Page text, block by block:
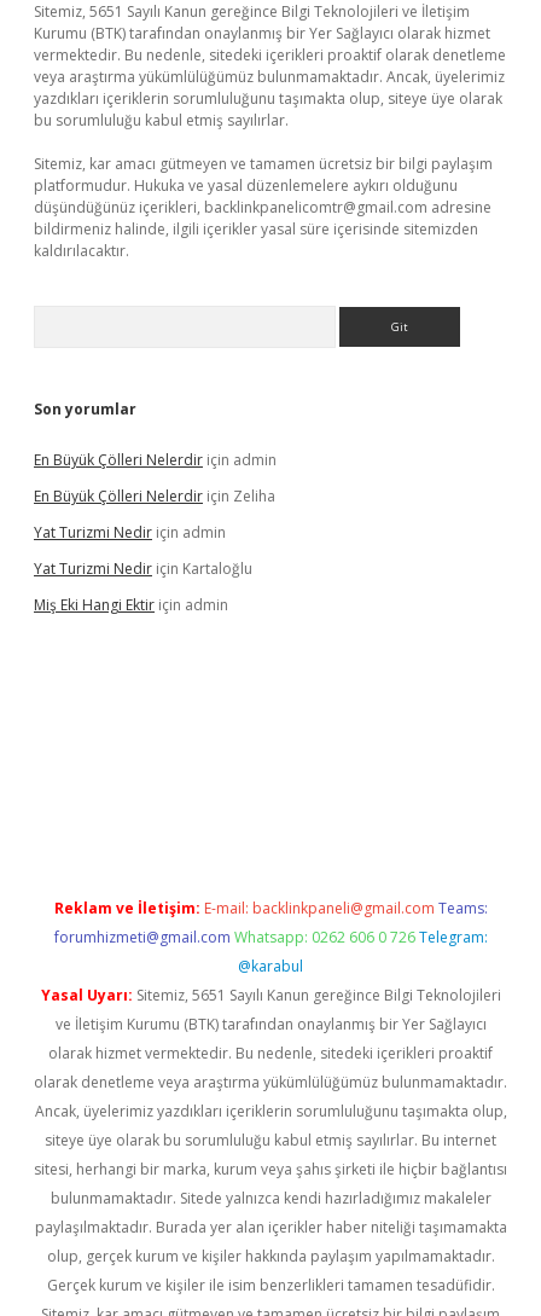
Sitemiz, 5651 Sayılı Kanun gereğince Bilgi Teknolojileri ve İletişim
Kurumu (BTK) tarafından onaylanmış bir Yer Sağlayıcı olarak hizmet
vermektedir. Bu nedenle, sitedeki içerikleri proaktif olarak denetleme
veya araştırma yükümlülüğümüz bulunmamaktadır. Ancak, üyelerimiz
yazdıkları içeriklerin sorumluluğunu taşımakta olup, siteye üye olarak
bu sorumluluğu kabul etmiş sayılırlar.
Sitemiz, kar amacı gütmeyen ve tamamen ücretsiz bir bilgi paylaşım
platformudur. Hukuka ve yasal düzenlemelere aykırı olduğunu
düşündüğünüz içerikleri, backlinkpanelicomtr@gmail.com adresine
bildirmeniz halinde, ilgili içerikler yasal süre içerisinde sitemizden
kaldırılacaktır.
Son yorumlar
En Büyük Çölleri Nelerdir için admin
En Büyük Çölleri Nelerdir için Zeliha
Yat Turizmi Nedir için admin
Yat Turizmi Nedir için Kartaloğlu
Miş Eki Hangi Ektir için admin
Reklam ve İletişim: E-mail: backlinkpaneli@gmail.com Teams:
forumhizmeti@gmail.com Whatsapp: 0262 606 0 726 Telegram:
@karabul
Yasal Uyarı: Sitemiz, 5651 Sayılı Kanun gereğince Bilgi Teknolojileri
ve İletişim Kurumu (BTK) tarafından onaylanmış bir Yer Sağlayıcı
olarak hizmet vermektedir. Bu nedenle, sitedeki içerikleri proaktif
olarak denetleme veya araştırma yükümlülüğümüz bulunmamaktadır.
Ancak, üyelerimiz yazdıkları içeriklerin sorumluluğunu taşımakta olup,
siteye üye olarak bu sorumluluğu kabul etmiş sayılırlar. Bu internet
sitesi, herhangi bir marka, kurum veya şahıs şirketi ile hiçbir bağlantısı
bulunmamaktadır. Sitede yalnızca kendi hazırladığımız makaleler
paylaşılmaktadır. Burada yer alan içerikler haber niteliği taşımamakta
olup, gerçek kurum ve kişiler hakkında paylaşım yapılmamaktadır.
Gerçek kurum ve kişiler ile isim benzerlikleri tamamen tesadüfidir.